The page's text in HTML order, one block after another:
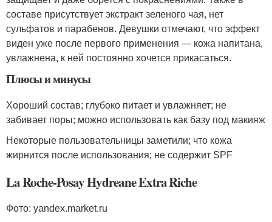
составе присутствует экстракт зеленого чая, нет
сульфатов и парабенов. Девушки отмечают, что эффект
виден уже после первого применения — кожа напитана,
увлажнена, к ней постоянно хочется прикасаться.
Плюсы и минусы
Хороший состав; глубоко питает и увлажняет; не
забивает поры; можно использовать как базу под макияж
Некоторые пользовательницы заметили; что кожа
жирнится после использования; не содержит SPF
La Roche-Posay Hydreane Extra Riche
Фото: yandex.market.ru